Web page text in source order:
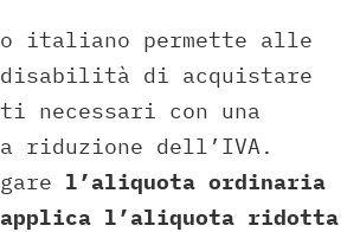
italiano permette alle
disabilità di acquistare
necessari con una
riduzione dell’IVA.
l’aliquota ordinaria
l’aliquota ridotta